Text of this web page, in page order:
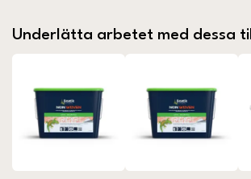
Underlätta arbetet med dessa